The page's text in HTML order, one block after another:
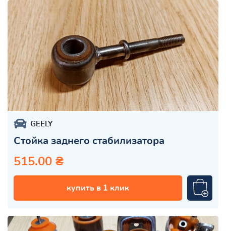
GEELY
Стойка заднего стабилизатора
515.00 ₴
купить в 1 клик